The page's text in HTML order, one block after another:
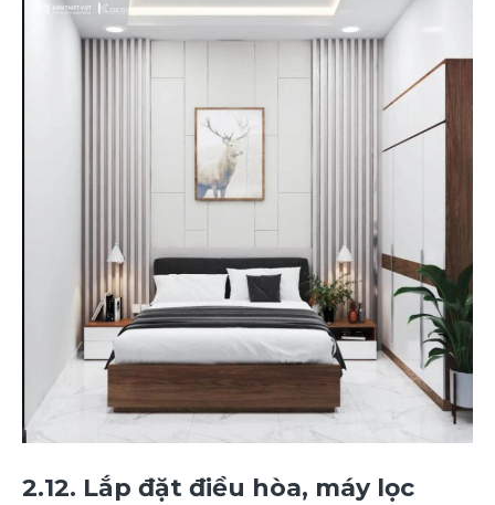
2.12. Lắp đặt điều hòa, máy lọc